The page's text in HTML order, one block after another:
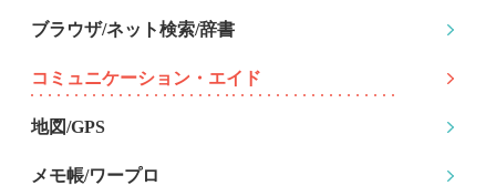
ブラウザ/ネット検索/辞書
コミュニケーション・エイド
地図/GPS
メモ帳/ワープロ